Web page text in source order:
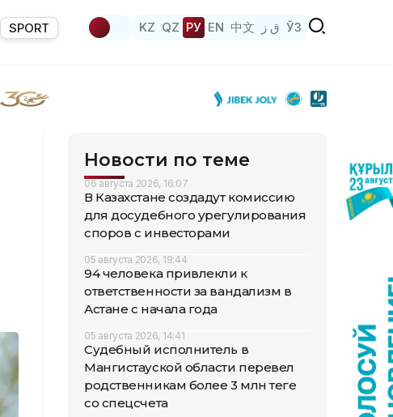
SPORT KZ QZ РУ EN 中文 ق ز ЎЗ
Новости по теме
06 августа 2026, 16:07
В Казахстане создадут комиссию
для досудебного урегулирования
споров с инвесторами
05 августа 2026, 19:44
94 человека привлекли к
ответственности за вандализм в
Астане с начала года
05 августа 2026, 14:41
Судебный исполнитель в
Мангистауской области перевел
родственникам более 3 млн теңге
со спецсчета